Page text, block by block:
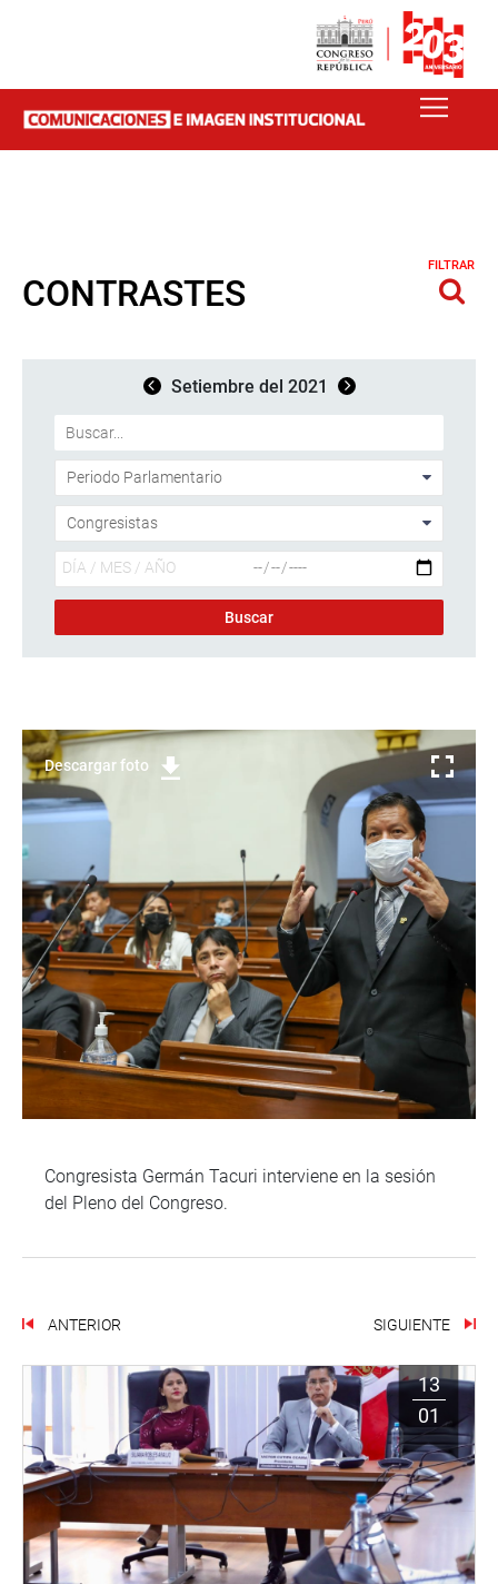
CONTRASTES
FILTRAR
Setiembre del 2021
Descargar foto
Congresista Germán Tacuri interviene en la sesión
del Pleno del Congreso.
ANTERIOR SIGUIENTE
13
01